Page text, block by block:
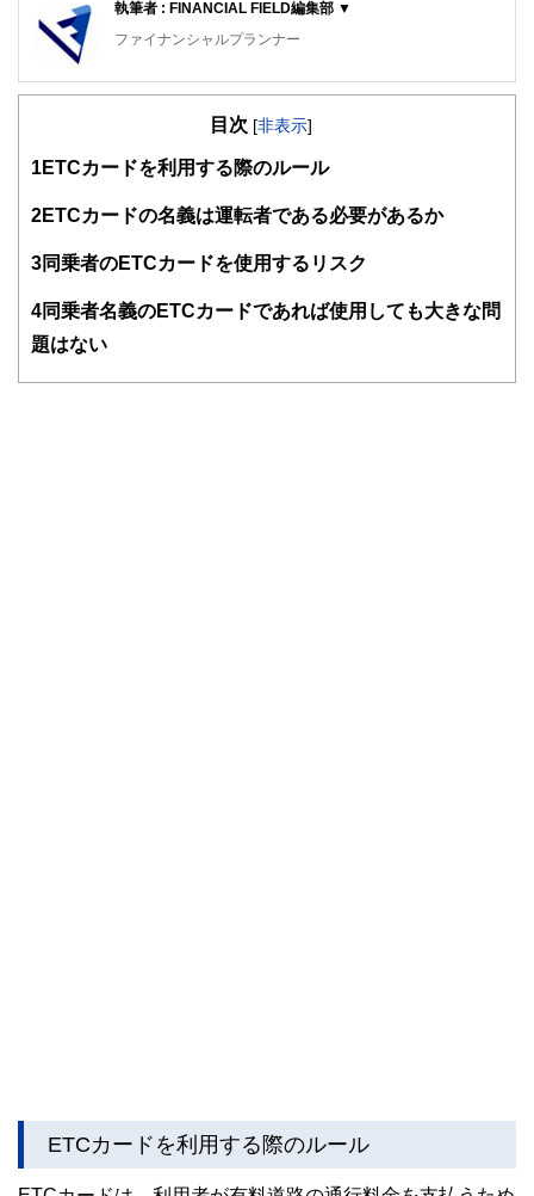
執筆者 : FINANCIAL FIELD編集部 ▼
ファイナンシャルプランナー
FinancialField編集部は、金融、経済に関する記事を、日々
知識がない方でも理解できるようわかりやすく発信していま
得者を中心に「お金や暮らし」に関する書籍・雑誌の編集経
験者で構成され、企画立案から記事掲載まですべての工程に
護士、税理士、宅地建物取引士、相続診断士、住宅ローンア
目次 [非表示]
1 ETCカードを利用する際のルール
2 ETCカードの名義は運転者である必要があるか
3同乗者のETCカードを使用するリスク
4同乗者名義のETCカードであれば使用しても大きな問
題はない
ETCカードを利用する際のルール